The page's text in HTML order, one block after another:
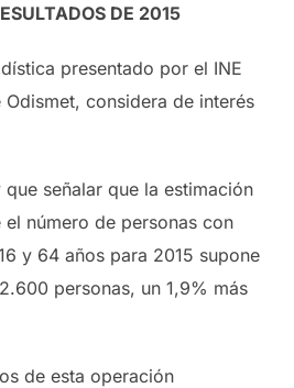
DE 2015
presentado por el INE
considera de interés
señalar que la estimación
número de personas con
y 64 años para 2015 supone
personas, un 1,9% más
de esta operación